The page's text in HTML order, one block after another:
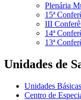
Plenária
15ª
III
14ª
13ª
Unidades de
Unidades
Centro de